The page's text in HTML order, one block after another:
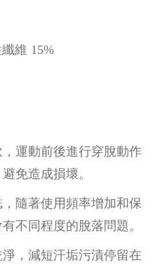
維 15%
運動前後進行穿脫動作
免造成損壞。
隨著使用頻率增加和保
不同程度的脫落問題。
，減短汗垢污漬停留在